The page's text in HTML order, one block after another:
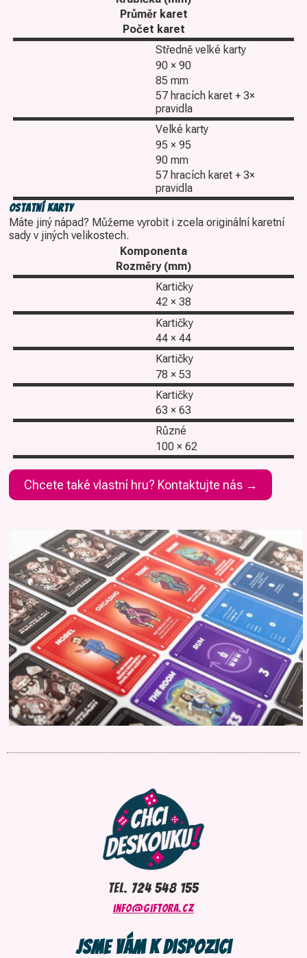
Průměr karet
Počet karet
Středně velké karty
90 × 90
85 mm
57 hracích karet + 3×
pravidla
Velké karty
95 × 95
90 mm
57 hracích karet + 3×
pravidla
Ostatní karty
Máte jiný nápad? Můžeme vyrobit i zcela originální karetní
sady v jiných velikostech.
Komponenta
Rozměry (mm)
Kartičky
42 × 38
Kartičky
44 × 44
Kartičky
78 × 53
Kartičky
63 × 63
Různé
100 × 62
Chcete také vlastní hru? Kontaktujte nás →
tel. 724 548 155
info@giftora.cz
Jsme vám k dispozici